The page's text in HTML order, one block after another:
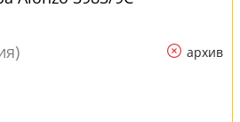
архив